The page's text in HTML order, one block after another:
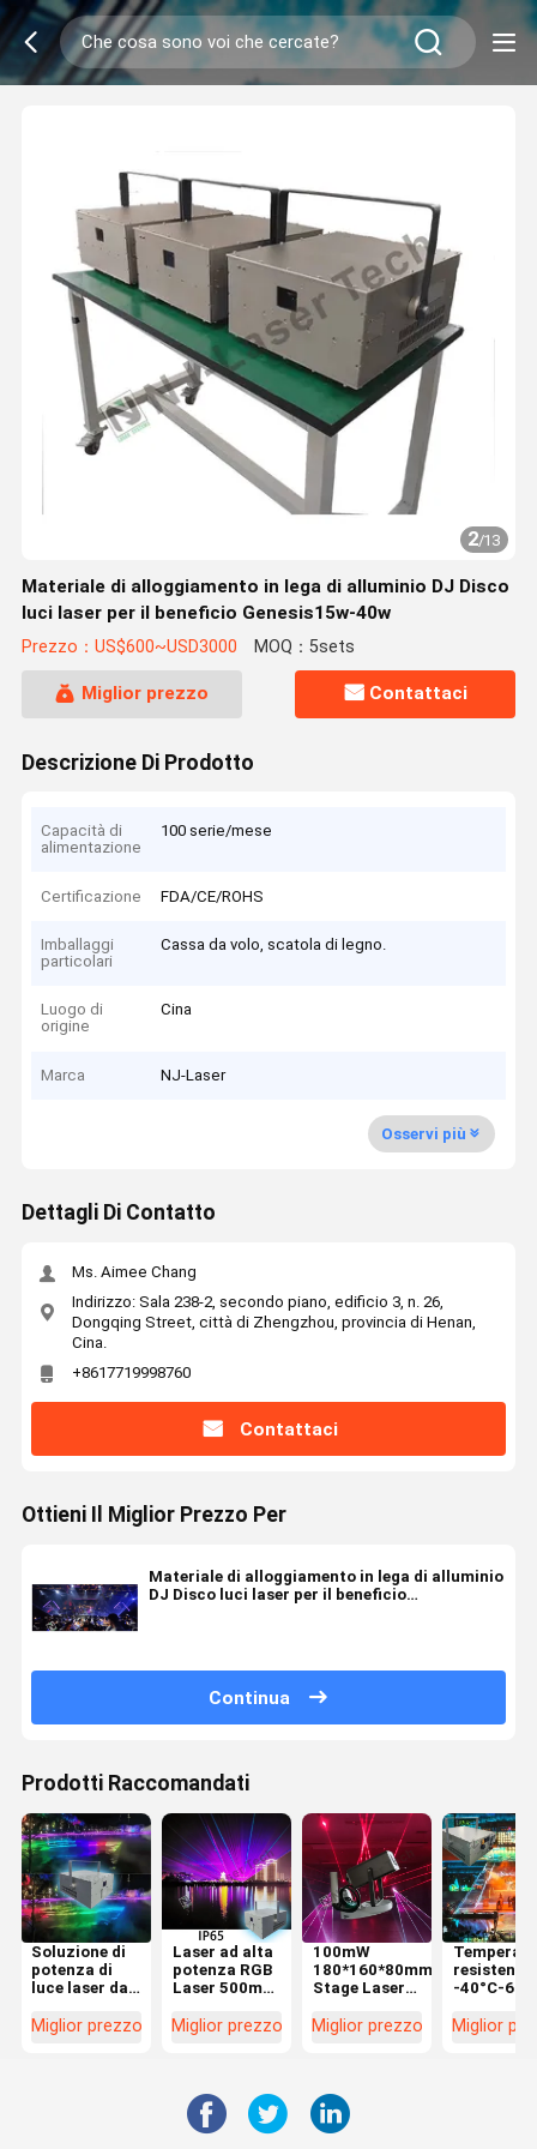
2/13
Materiale di alloggiamento in lega di alluminio DJ Disco
luci laser per il beneficio Genesis15w-40w
Prezzo：US$600~USD3000 MOQ：5sets
Miglior prezzo Contattaci
Descrizione Di Prodotto
Capacità di
alimentazione
100 serie/mese
Certificazione FDA/CE/ROHS
Imballaggi
particolari
Cassa da volo, scatola di legno.
Luogo di
origine
Cina
Marca NJ-Laser
Osservi più
Dettagli Di Contatto
Ms. Aimee Chang
Indirizzo: Sala 238-2, secondo piano, edificio 3, n. 26,
Dongqing Street, città di Zhengzhou, provincia di Henan,
Cina.
+8617719998760
Contattaci
Ottieni Il Miglior Prezzo Per
Materiale di alloggiamento in lega di alluminio
DJ Disco luci laser per il beneficio
Continua
Prodotti Raccomandati
Soluzione di
potenza di
luce laser da
personalizzabile
Miglior prezzo
Laser ad alta
potenza RGB
Laser 500mw
sportivi e
Miglior prezzo
100mW
180*160*80mm
Stage Laser
ventilatore di
KTV
Miglior prezzo
resistenti
-40°C-
stadio con
Miglior